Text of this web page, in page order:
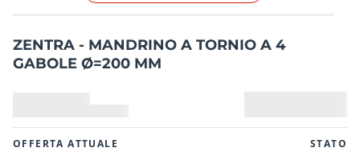
ZENTRA - MANDRINO A TORNIO A 4
GABOLE Ø=200 MM
OFFERTA ATTUALE STATO